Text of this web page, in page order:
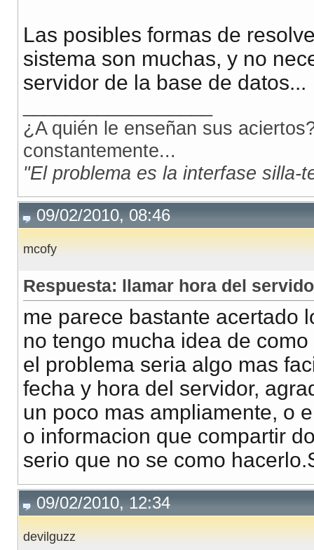
Las posibles formas de
sistema son muchas, y no
servidor de la base de datos...
¿A quién le enseñan sus
constantemente...
"El problema es la interfase silla-
09/02/2010, 08:46
mcofy
Respuesta: llamar hora del
me parece bastante acertado
no tengo mucha idea de
el problema seria algo mas
fecha y hora del servidor,
un poco mas ampliamente, o
o informacion que compartir
serio que no se como
09/02/2010, 12:34
devilguzz